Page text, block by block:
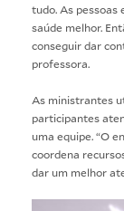
tudo. As pessoas
saúde melhor.
conseguir dar
professora.
As ministrantes
participantes
uma equipe. “O
coordena
dar um melhor